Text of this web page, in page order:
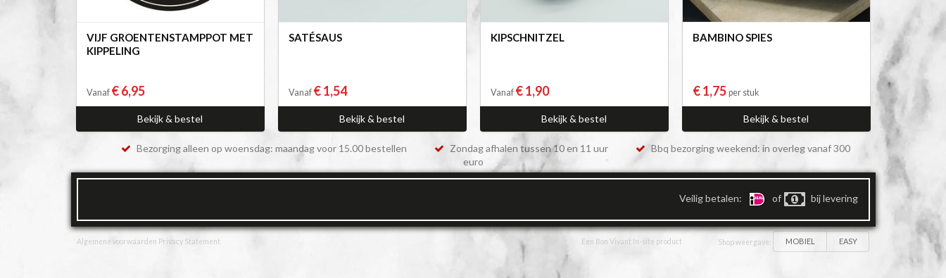
VIJF GROENTENSTAMPPOT MET
KIPPELING
Vanaf € 6,95
Bekijk & bestel
SATÉSAUS
Vanaf € 1,54
Bekijk & bestel
KIPSCHNITZEL
Vanaf € 1,90
Bekijk & bestel
BAMBINO SPIES
€ 1,75 per stuk
Bekijk & bestel
Bezorging alleen op woensdag: maandag voor 15.00 bestellen Zondag afhalen tussen 10 en 11 uur
Bbq bezorging weekend: in overleg vanaf 300
euro
Veilig betalen: of bij levering
Algemene voorwaarden Privacy Statement Een Bon Vivant In-site product Shop weergave: MOBIEL EASY